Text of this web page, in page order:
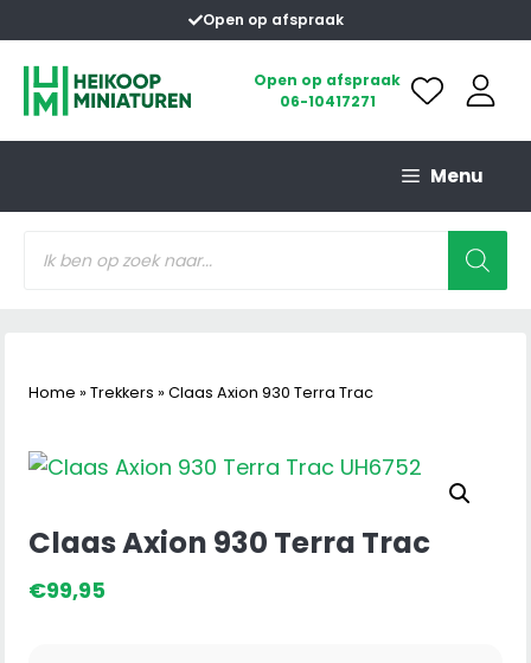
naar
inhoud
Open op afspraak
Open op afspraak
06-10417271
Menu
zoeken
Home » Trekkers » Claas Axion 930 Terra Trac
Claas Axion 930 Terra Trac
€99,95